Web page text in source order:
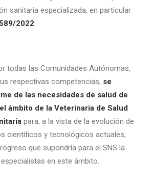
sanitaria especializada, en particular
2022.
todas las Comunidades Autónomas,
respectivas competencias, se
de las necesidades de salud de
ámbito de la Veterinaria de Salud
para, a la vista de la evolución de
científicos y tecnológicos actuales,
que supondría para el SNS la
en este ámbito.